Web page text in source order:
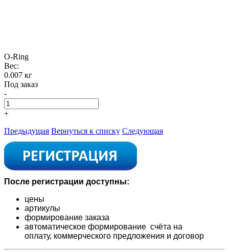
O-Ring
Вес:
0.007 кг
Под заказ
-
+
Предыдущая Вернуться к списку Следующая
После регистрации доступны:
цены
артикулы
формирование заказа
автоматическое формирование счёта на
оплату, коммерческого предложения и договор